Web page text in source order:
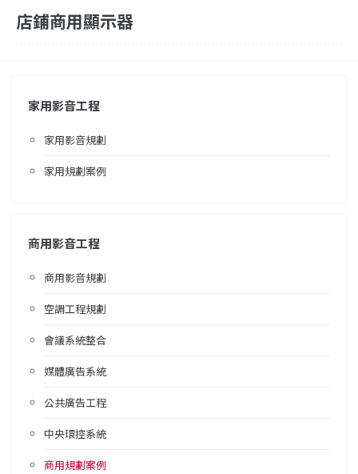
店鋪商用顯示器
家用影音工程
家用影音規劃
家用規劃案例
商用影音工程
商用影音規劃
空調工程規劃
會議系統整合
媒體廣告系統
公共廣告工程
中央環控系統
商用規劃案例